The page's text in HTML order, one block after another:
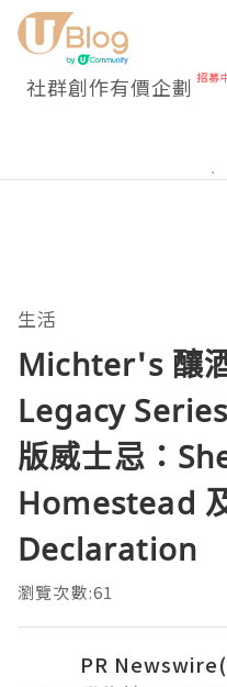
社群創作有價企劃
生活
Michter's 釀
Legacy
版威士忌：
Homestead
Declaration
瀏覽次數:61
PR